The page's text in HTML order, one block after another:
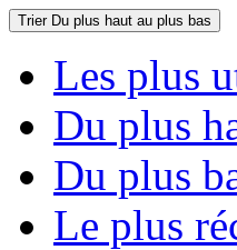
Trier Du plus haut au plus bas
Les plus
Du plus
Du plus
Le plus